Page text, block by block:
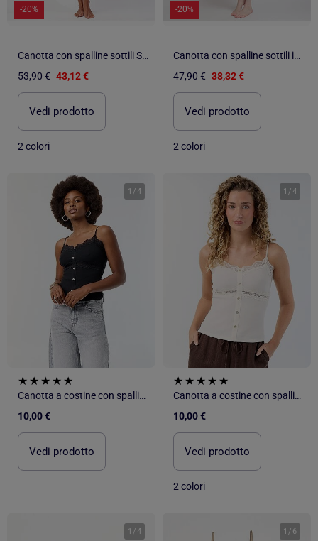
-20%
Canotta con spalline sottili Skin Luxe da donna ADMAS LUXURY
53,90 € 43,12 €
Vedi prodotto
2 colori
-20%
Canotta con spalline sottili in oro zebrato ADMAS LUXURY per donna
47,90 € 38,32 €
Vedi prodotto
2 colori
1 /4
Canotta a costine con spalline
10,00 €
Vedi prodotto
1 /4
Canotta a costine con spalline
10,00 €
Vedi prodotto
2 colori
1 /4 1 / 6